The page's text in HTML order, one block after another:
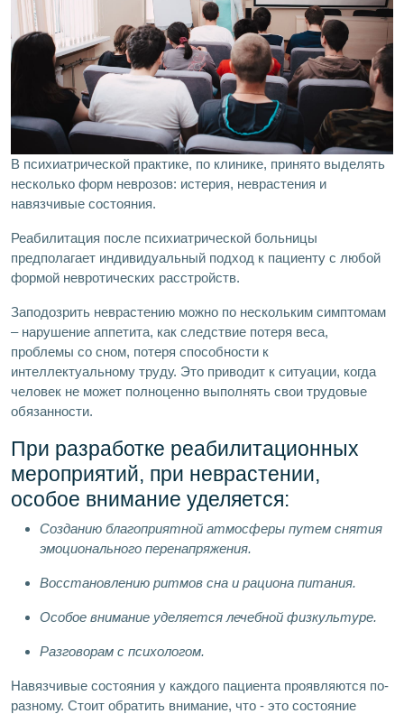
В психиатрической практике, по клинике, принято выделять
несколько форм неврозов: истерия, неврастения и
навязчивые состояния.
Реабилитация после психиатрической больницы
предполагает индивидуальный подход к пациенту с любой
формой невротических расстройств.
Заподозрить неврастению можно по нескольким симптомам
– нарушение аппетита, как следствие потеря веса,
проблемы со сном, потеря способности к
интеллектуальному труду. Это приводит к ситуации, когда
человек не может полноценно выполнять свои трудовые
обязанности.
При разработке реабилитационных
мероприятий, при неврастении,
особое внимание уделяется:
Созданию благоприятной атмосферы путем снятия
эмоционального перенапряжения.
Восстановлению ритмов сна и рациона питания.
Особое внимание уделяется лечебной физкультуре.
Разговорам с психологом.
Навязчивые состояния у каждого пациента проявляются по-
разному. Стоит обратить внимание, что - это состояние